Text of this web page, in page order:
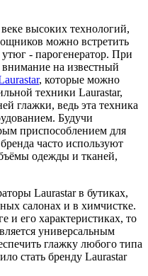
высоких технологий,
можно встретить
- парогенератор. При
на известный
, которые можно
техники Laurastar,
глажки, ведь эта техника
Будучи
приспособлением для
часто используют
одежды и тканей,
Laurastar в бутиках,
салонах и в химчистке.
и его характеристиках, то
универсальным
глажку любого типа
стать бренду Laurastar